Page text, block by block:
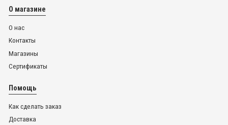
О магазине
О нас
Контакты
Магазины
Сертификаты
Помощь
Как сделать заказ
Доставка